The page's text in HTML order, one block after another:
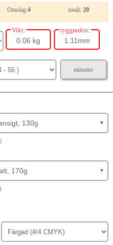
Omslag:4 totalt: 20
Vikt:
0.06 kg
ryggraden:
1.11mm
mönster
130g ▼
170g ▼